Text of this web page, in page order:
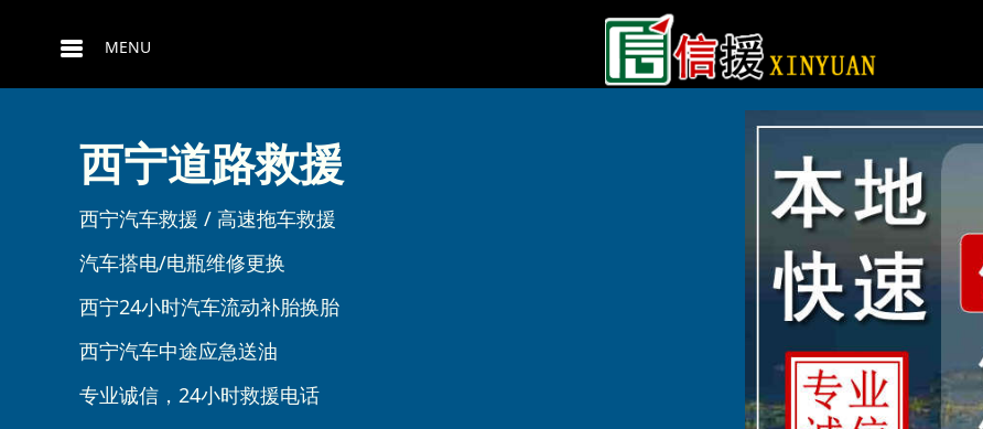
MENU
西宁道路救援
西宁汽车救援 / 高速拖车救援
汽车搭电/电瓶维修更换
西宁24小时汽车流动补胎换胎
西宁汽车中途应急送油
专业诚信，24小时救援电话